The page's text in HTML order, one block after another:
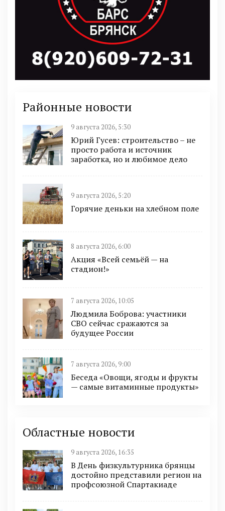
Районные новости
9 августа 2026, 5:30
Юрий Гусев: строительство – не
просто работа и источник
заработка, но и любимое дело
9 августа 2026, 5:20
Горячие деньки на хлебном поле
8 августа 2026, 6:00
Акция «Всей семьёй — на
стадион!»
7 августа 2026, 10:05
Людмила Боброва: участники
СВО сейчас сражаются за
будущее России
7 августа 2026, 9:00
Беседа «Овощи, ягоды и фрукты
— самые витаминные продукты»
Областные новости
9 августа 2026, 16:35
В День физкультурника брянцы
достойно представили регион на
профсоюзной Спартакиаде